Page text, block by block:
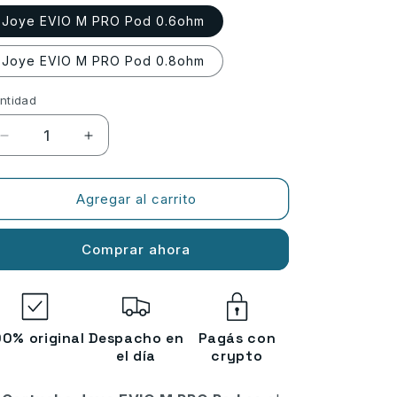
Joye EVIO M PRO Pod 0.6ohm
Joye EVIO M PRO Pod 0.8ohm
Reducir
cantidad
para
Joye
PRO
Pod
Aumentar
cantidad
para
Cartucho
Joye
M
PRO
Agregar al carrito
Comprar ahora
original Despacho en
el día
Pagás con
crypto